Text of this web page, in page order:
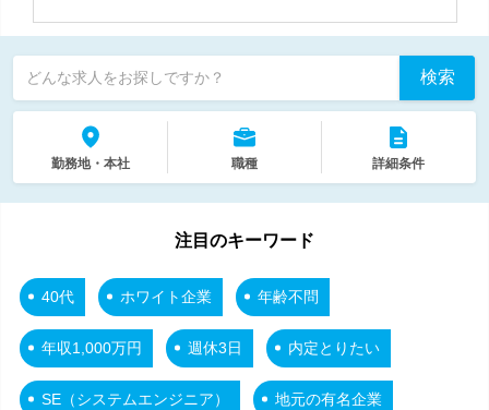
どんな求人をお探しですか？ 検索
勤務地・本社 職種 詳細条件
注目のキーワード
40代 ホワイト企業 年齢不問
年収1,000万円 週休3日 内定とりたい
SE（システムエンジニア） 地元の有名企業